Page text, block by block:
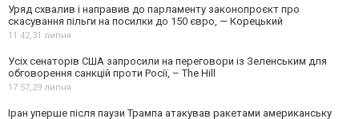
Уряд схвалив і направив до парламенту законопроєкт про
скасування пільги на посилки до 150 євро, — Корецький
11:42,31 липня
Усіх сенаторів США запросили на переговори із Зеленським для
обговорення санкцій проти Росії, – The Hill
17:57,29 липня
Іран уперше після паузи Трампа атакував ракетами американську